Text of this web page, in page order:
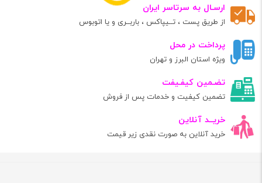
ارسـال به سرتاسر ایران
از طریق پست ، تــیپاکس ، باربــری و یا اتوبوس
پرداخت در محل
ویژه استان البرز و تهران
تضـمین کیفـیفت
تضمین کیفیت و خدمات پس از فروش
خریــد آنلاین
خرید آنلاین به صورت نقدی زیر قیمت